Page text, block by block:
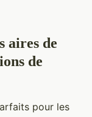
aires de
de
pour les